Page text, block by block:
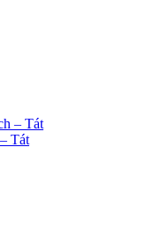
Tát